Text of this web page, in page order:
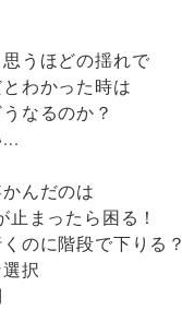
うほどの揺れで
わかった時は
なるのか？
んだのは
まったら困る！
のに階段で下りる？
択